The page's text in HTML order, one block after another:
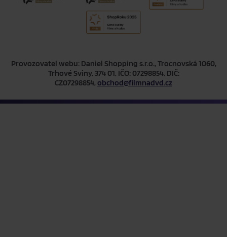
Provozovatel webu: Daniel Shopping s.r.o., Trocnovská 1060,
Trhové Sviny, 374 01, IČO: 07298854, DIČ:
CZ07298854, obchod@filmnadvd.cz